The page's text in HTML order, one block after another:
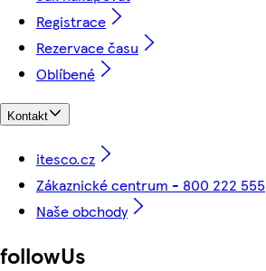
Registrace
Rezervace času
Oblíbené
Kontakt
itesco.cz
Zákaznické centrum - 800 222 555
Naše obchody
followUs